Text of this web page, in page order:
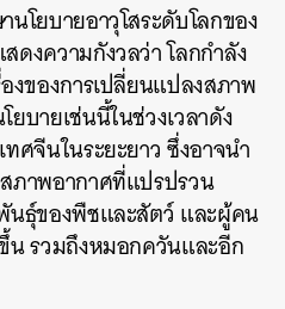
โยบายอาวุโสระดับโลกของ
ดงความกังวลว่า โลกกำลัง
งของการเปลี่ยนแปลงสภาพ
บายเช่นนี้ในช่วงเวลาดัง
ศจีนในระยะยาว ซึ่งอาจนำ
ภาพอากาศที่แปรปรวน
นธุ์ของพืชและสัตว์ และผู้คน
น รวมถึงหมอกควันและอีก